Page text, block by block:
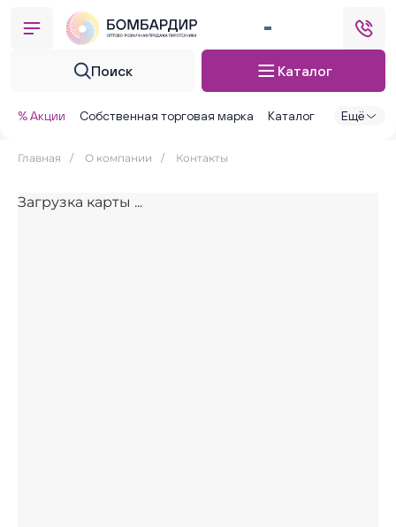
Поиск Каталог
% Акции Собственная торговая марка Каталог Ещё
Главная / О компании / Контакты
Загрузка карты ...